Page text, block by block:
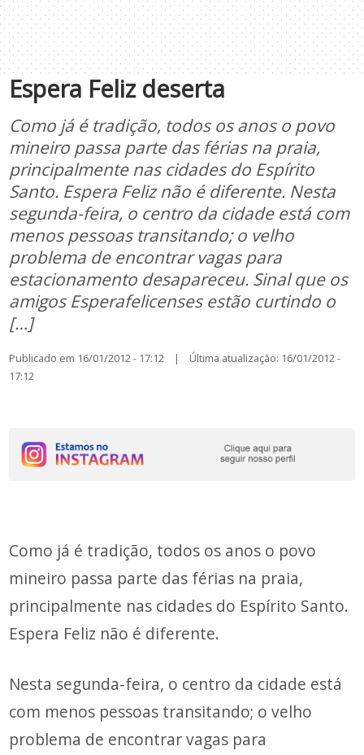
Espera Feliz deserta
Como já é tradição, todos os anos o povo
mineiro passa parte das férias na praia,
principalmente nas cidades do Espírito
Santo. Espera Feliz não é diferente. Nesta
segunda-feira, o centro da cidade está com
menos pessoas transitando; o velho
problema de encontrar vagas para
estacionamento desapareceu. Sinal que os
amigos Esperafelicenses estão curtindo o
[…]
Publicado em 16/01/2012 - 17:12 | Última atualização: 16/01/2012 -
17:12
Como já é tradição, todos os anos o povo
mineiro passa parte das férias na praia,
principalmente nas cidades do Espírito Santo.
Espera Feliz não é diferente.
Nesta segunda-feira, o centro da cidade está
com menos pessoas transitando; o velho
problema de encontrar vagas para